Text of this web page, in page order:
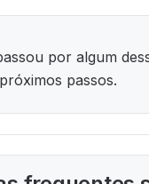
por algum
passos.